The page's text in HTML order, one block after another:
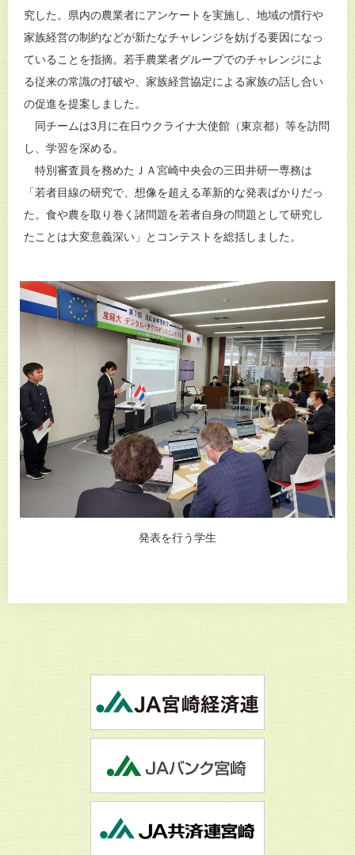
究した。県内の農業者にアンケートを実施し、地域の慣行や
家族経営の制約などが新たなチャレンジを妨げる要因になっ
ていることを指摘。若手農業者グループでのチャレンジによ
る従来の常識の打破や、家族経営協定による家族の話し合い
の促進を提案しました。
同チームは3月に在日ウクライナ大使館（東京都）等を訪問
し、学習を深める。
特別審査員を務めたＪＡ宮崎中央会の三田井研一専務は
「若者目線の研究で、想像を超える革新的な発表ばかりだっ
た。食や農を取り巻く諸問題を若者自身の問題として研究し
たことは大変意義深い」とコンテストを総括しました。
発表を行う学生